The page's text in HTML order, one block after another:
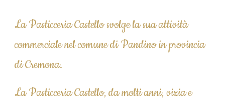
La Pasticceria Castello svolge la sua attività
commerciale nel comune di Pandino in provincia
di Cremona.
La Pasticceria Castello, da molti anni, vizia e